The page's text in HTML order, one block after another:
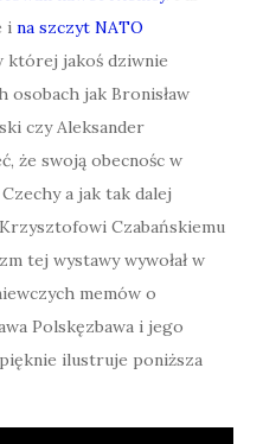
i na szczyt NATO
której jakoś dziwnie
osobach jak Bronisław
czy Aleksander
że swoją obecnośc w
a jak tak dalej
Czabańskiemu
tej wystawy wywołał w
memów o
Polskęzbawa i jego
ilustruje poniższa